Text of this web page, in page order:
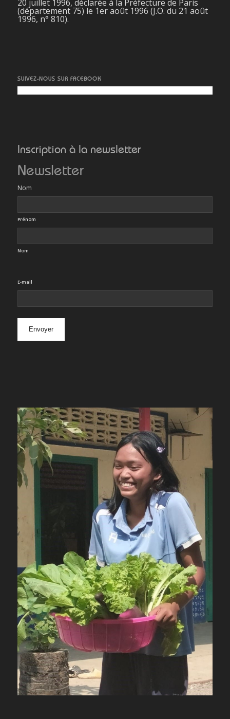
20 juillet 1996, déclarée à la Préfecture de Paris
(département 75) le 1er août 1996 (J.O. du 21 août
1996, n° 810).
SUIVEZ-NOUS SUR FACEBOOK
Inscription à la newsletter
Newsletter
Nom
Prénom
Nom
E-mail